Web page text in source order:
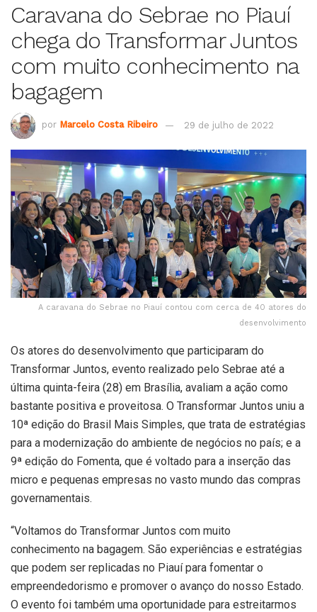
Caravana do Sebrae no Piauí
chega do Transformar Juntos
com muito conhecimento na
bagagem
por Marcelo Costa Ribeiro 29 de julho de 2022
A caravana do Sebrae no Piauí contou com cerca de 40 atores do
desenvolvimento
Os atores do desenvolvimento que participaram do
Transformar Juntos, evento realizado pelo Sebrae até a
última quinta-feira (28) em Brasília, avaliam a ação como
bastante positiva e proveitosa. O Transformar Juntos uniu a
10ª edição do Brasil Mais Simples, que trata de estratégias
para a modernização do ambiente de negócios no país; e a
9ª edição do Fomenta, que é voltado para a inserção das
micro e pequenas empresas no vasto mundo das compras
governamentais.
“Voltamos do Transformar Juntos com muito
conhecimento na bagagem. São experiências e estratégias
que podem ser replicadas no Piauí para fomentar o
empreendedorismo e promover o avanço do nosso Estado.
O evento foi também uma oportunidade para estreitarmos